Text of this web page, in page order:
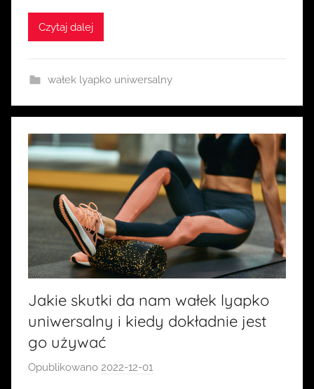
a
Czytaj dalej
wałek lyapko uniwersalny
Jakie skutki da nam wałek lyapko
uniwersalny i kiedy dokładnie jest
go używać
Opublikowano 2022-12-01